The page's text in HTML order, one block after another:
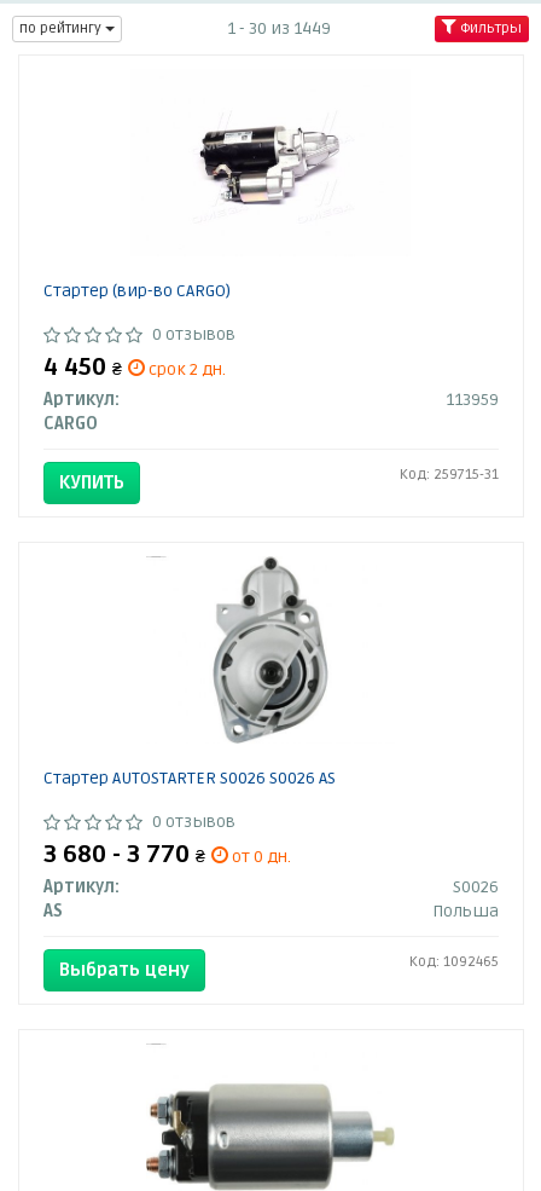
по рейтингу 1 - 30 из 1449 Фильтры
Стартер (вир-во CARGO)
0 отзывов
4 450 ₴
срок 2 дн.
Артикул:
113959
CARGO
КУПИТЬ Код: 259715-31
Стартер AUTOSTARTER S0026 S0026 AS
0 отзывов
3 680 - 3 770 ₴
от 0 дн.
Артикул:
S0026
AS
Польша
Выбрать цену Код: 1092465